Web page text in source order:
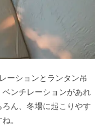
ーションとランタン吊
ンチレーションがあれ
ん、冬場に起こりやす
。